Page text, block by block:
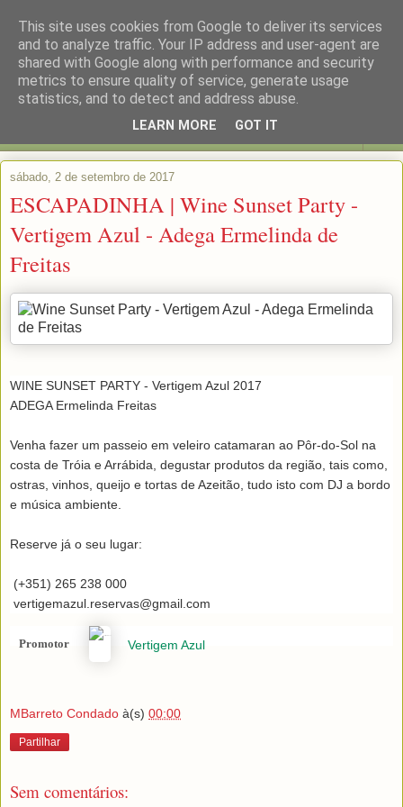
sábado, 2 de setembro de 2017
ESCAPADINHA | Wine Sunset Party -
Vertigem Azul - Adega Ermelinda de
Freitas
WINE SUNSET PARTY - Vertigem Azul 2017
ADEGA Ermelinda Freitas
Venha fazer um passeio em veleiro catamaran ao Pôr-do-Sol na
costa de Tróia e Arrábida, degustar produtos da região, tais como,
ostras, vinhos, queijo e tortas de Azeitão, tudo isto com DJ a bordo
e música ambiente.
Reserve já o seu lugar:
vertigemazul.reservas@gmail.com
Promotor Vertigem Azul
MBarreto Condado à(s) 00:00
Partilhar
Sem comentários:
This site uses cookies from Google to deliver its services
and to analyze traffic. Your IP address and user-agent are
shared with Google along with performance and security
metrics to ensure quality of service, generate usage
statistics, and to detect and address abuse.
LEARN MORE GOT IT